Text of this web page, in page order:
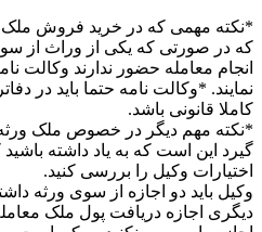
*نکته مهمی که در خرید فروش ملک
که در صورتی که یکی از وراث از
انجام معامله حضور ندارند وکالت
نمایند. *وکالت نامه حتما باید در
کاملا قانونی باشد.
*نکته مهم دیگر در خصوص ملک ورثه
گیرد این است که به یاد داشته
اختیارات وکیل را بررسی کنید.
وکیل باید دو اجازه از سوی ورثه
دیگری اجازه دریافت پول ملک